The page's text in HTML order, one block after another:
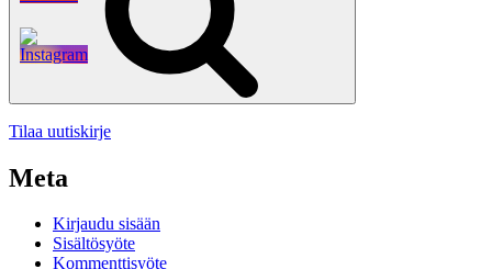
Tilaa uutiskirje
Meta
Kirjaudu sisään
Sisältösyöte
Kommenttisyöte